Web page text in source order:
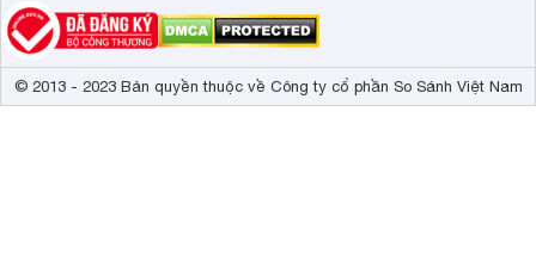
© 2013 - 2023 Bản quyền thuộc về Công ty cổ phần So Sánh Việt Nam